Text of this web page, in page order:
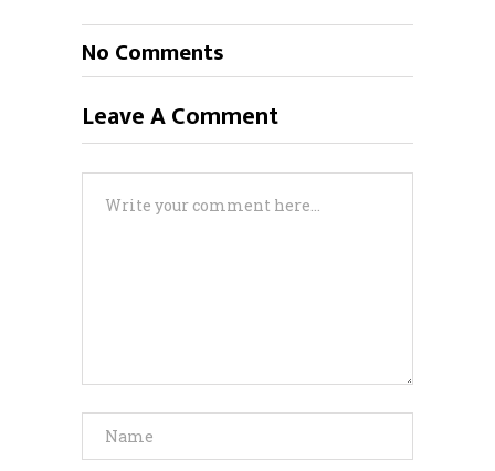
No Comments
Leave A Comment